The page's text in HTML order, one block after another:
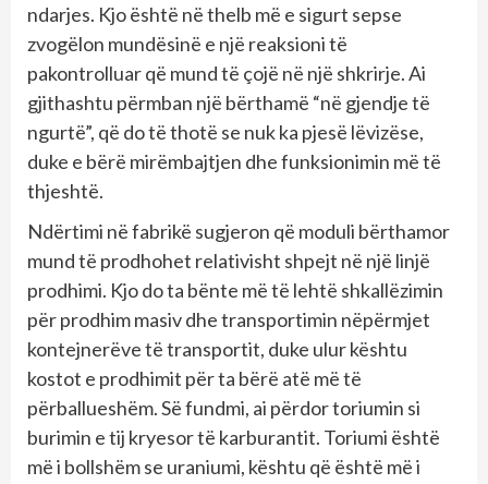
ndarjes. Kjo është në thelb më e sigurt sepse
zvogëlon mundësinë e një reaksioni të
pakontrolluar që mund të çojë në një shkrirje. Ai
gjithashtu përmban një bërthamë “në gjendje të
ngurtë”, që do të thotë se nuk ka pjesë lëvizëse,
duke e bërë mirëmbajtjen dhe funksionimin më të
thjeshtë.
Ndërtimi në fabrikë sugjeron që moduli bërthamor
mund të prodhohet relativisht shpejt në një linjë
prodhimi. Kjo do ta bënte më të lehtë shkallëzimin
për prodhim masiv dhe transportimin nëpërmjet
kontejnerëve të transportit, duke ulur kështu
kostot e prodhimit për ta bërë atë më të
përballueshëm. Së fundmi, ai përdor toriumin si
burimin e tij kryesor të karburantit. Toriumi është
më i bollshëm se uraniumi, kështu që është më i